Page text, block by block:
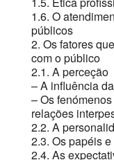
1.6. O
públicos
2. Os fatores
com o público
2.1. A perceção
– A influência
– Os
relações
2.2. A
2.3. Os papéis
2.4. As